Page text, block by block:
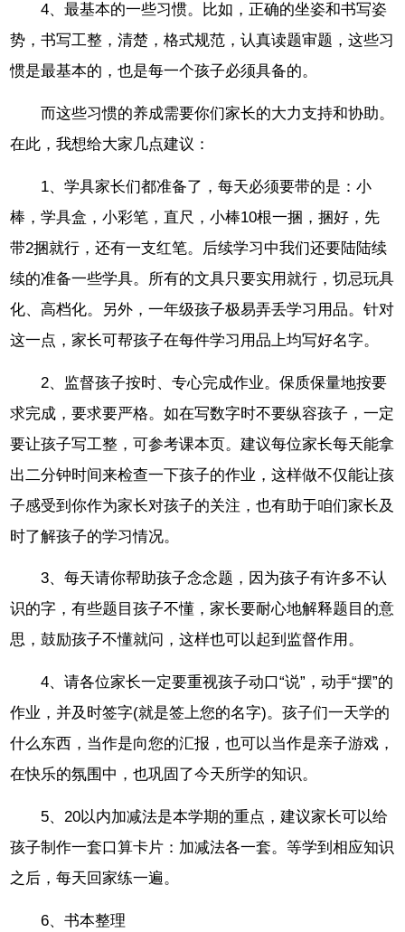
4、最基本的一些习惯。比如，正确的坐姿和书写姿
势，书写工整，清楚，格式规范，认真读题审题，这些习
惯是最基本的，也是每一个孩子必须具备的。
而这些习惯的养成需要你们家长的大力支持和协助。
在此，我想给大家几点建议：
1、学具家长们都准备了，每天必须要带的是：小
棒，学具盒，小彩笔，直尺，小棒10根一捆，捆好，先
带2捆就行，还有一支红笔。后续学习中我们还要陆陆续
续的准备一些学具。所有的文具只要实用就行，切忌玩具
化、高档化。另外，一年级孩子极易弄丢学习用品。针对
这一点，家长可帮孩子在每件学习用品上均写好名字。
2、监督孩子按时、专心完成作业。保质保量地按要
求完成，要求要严格。如在写数字时不要纵容孩子，一定
要让孩子写工整，可参考课本页。建议每位家长每天能拿
出二分钟时间来检查一下孩子的作业，这样做不仅能让孩
子感受到你作为家长对孩子的关注，也有助于咱们家长及
时了解孩子的学习情况。
3、每天请你帮助孩子念念题，因为孩子有许多不认
识的字，有些题目孩子不懂，家长要耐心地解释题目的意
思，鼓励孩子不懂就问，这样也可以起到监督作用。
4、请各位家长一定要重视孩子动口“说”，动手“摆”的
作业，并及时签字(就是签上您的名字)。孩子们一天学的
什么东西，当作是向您的汇报，也可以当作是亲子游戏，
在快乐的氛围中，也巩固了今天所学的知识。
5、20以内加减法是本学期的重点，建议家长可以给
孩子制作一套口算卡片：加减法各一套。等学到相应知识
之后，每天回家练一遍。
6、书本整理